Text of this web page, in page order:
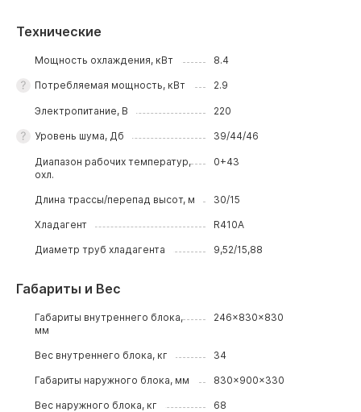
Технические
Мощность охлаждения, кВт 8.4
Потребляемая мощность, кВт 2.9
Электропитание, В 220
Уровень шума, Дб 39/44/46
Диапазон рабочих температур,
охл.
0+43
Длина трассы/перепад высот, м 30/15
Хладагент R410A
Диаметр труб хладагента 9,52/15,88
Габариты и Вес
Габариты внутреннего блока,
мм
246x830x830
Вес внутреннего блока, кг 34
Габариты наружного блока, мм 830x900x330
Вес наружного блока, кг 68